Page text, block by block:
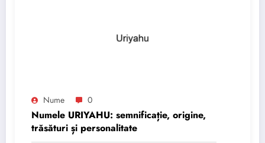
Nume 0
Numele URIYAHU: semnificație, origine,
trăsături și personalitate